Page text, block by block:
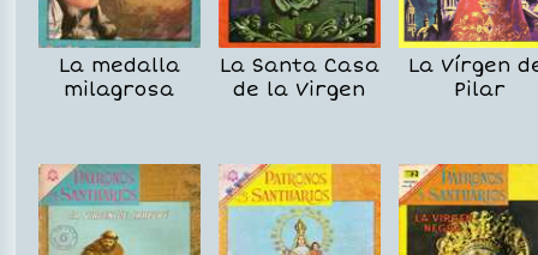
La medalla
milagrosa
La Santa Casa
de la Virgen
La Vírgen
Pilar